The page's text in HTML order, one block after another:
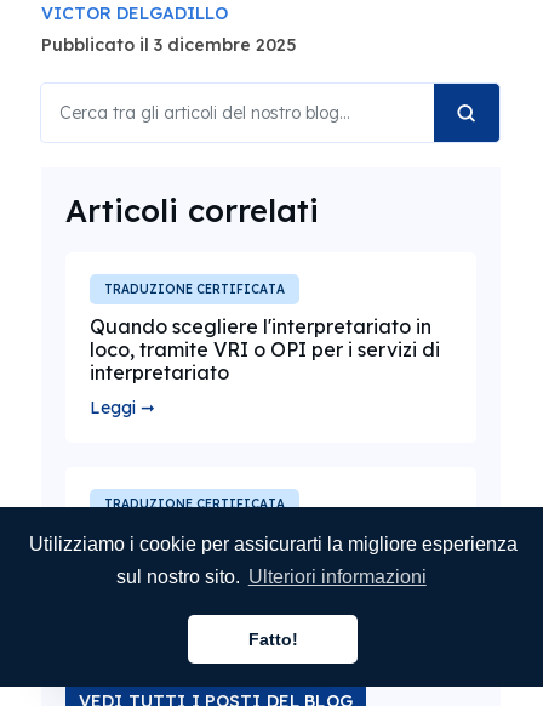
Utilizziamo i cookie per assicurarti la migliore esperienza
sul nostro sito. Ulteriori informazioni
Fatto!
VICTOR DELGADILLO
Pubblicato il 3 dicembre 2025
Articoli correlati
TRADUZIONE CERTIFICATA
Quando scegliere l'interpretariato in
loco, tramite VRI o OPI per i servizi di
interpretariato
Leggi ➞
TRADUZIONE CERTIFICATA
Come ottenere servizi di
interpretariato telefonico negli Stati
Uniti
VEDI TUTTI I POSTI DEL BLOG
Italiano